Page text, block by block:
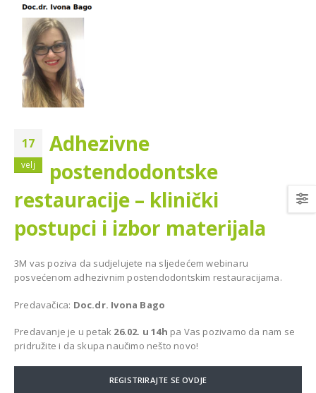
17
velj
Adhezivne
postendodontske
restauracije – klinički
postupci i izbor materijala
3M vas poziva da sudjelujete na sljedećem webinaru
posvećenom adhezivnim postendodontskim restauracijama.
Predavačica: Doc.dr. Ivona Bago
Predavanje je u petak 26.02. u 14h pa Vas pozivamo da nam se
pridružite i da skupa naučimo nešto novo!
REGISTRIRAJTE SE OVDJE
oprema za
ordinaciju dr.
CareStream
za stomatološku
Centar Omnident u Cazinu